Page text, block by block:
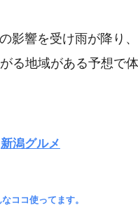
影響を受け雨が降り、
る地域がある予想で
新潟グルメ
ココ使ってます。